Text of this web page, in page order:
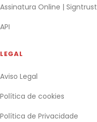
Assinatura Online | Signtrust
API
LEGAL
Aviso Legal
Política de cookies
Política de Privacidade